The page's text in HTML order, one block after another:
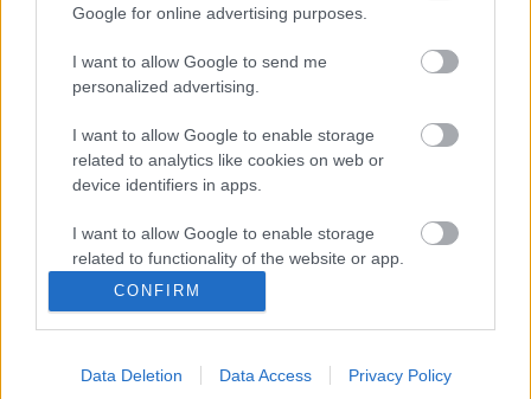
Google for online advertising purposes.
I want to allow Google to send me
personalized advertising.
I want to allow Google to enable storage
related to analytics like cookies on web or
device identifiers in apps.
I want to allow Google to enable storage
related to functionality of the website or app.
I want to allow Google to enable storage
related to personalization.
I want to allow Google to enable storage
CONFIRM
Data Deletion Data Access Privacy Policy
Ajánlott bejegyzések:
Így tanítja basszusgitározni Jason
Momoát a Primus főnöke